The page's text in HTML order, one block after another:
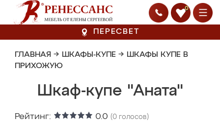
0
ПЕРЕСВЕТ
ГЛАВНАЯ → ШКАФЫ-КУПЕ → ШКАФЫ КУПЕ В
ПРИХОЖУЮ
Шкаф-купе "Аната"
Рейтинг: 0.0 (0 голосов)